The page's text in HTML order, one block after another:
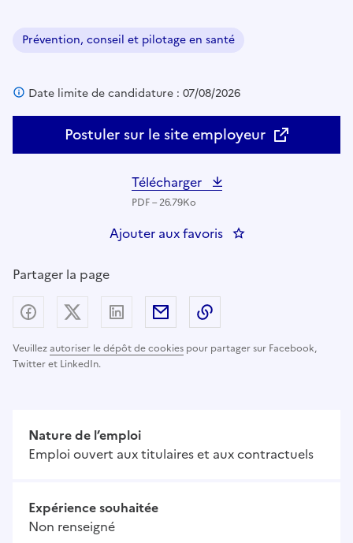
Domaine :
Prévention, conseil et pilotage en santé
Postuler sur le site employeur
Date limite de candidature : 07/08/2026
Télécharger
PDF – 26.79Ko
Ajouter aux favoris : Inspecteur de
Partager la page
Veuillezautoriser le dépôt de cookies pour partager sur Facebook,
Twitter et LinkedIn.
Partager sur Facebook
Partager sur X (anciennement Twitter) -
Partager sur LinkedIn
Partager par email
Nature de l’emploi
Emploi ouvert aux titulaires et aux contractuels
Expérience souhaitée
Non renseigné